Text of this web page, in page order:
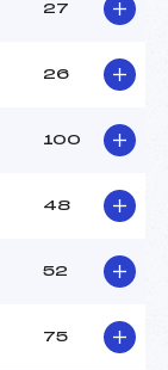
27
26
100
48
52
75